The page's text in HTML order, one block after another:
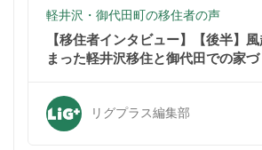
軽井沢・御代田町の移住者の声
【移住者インタビュー】【後半】
まった軽井沢移住と御代田での家
リグプラス編集部